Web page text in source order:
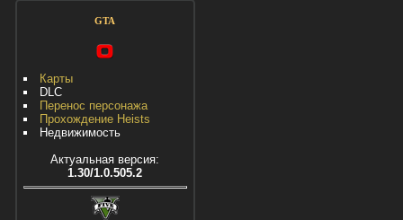
GTA
Карты
DLC
Перенос персонажа
Прохождение Heists
Недвижимость
Актуальная версия:
1.30/1.0.505.2